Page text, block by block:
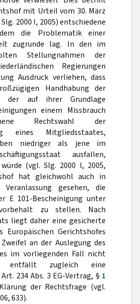
mit Urteil vom 30. März
Slg. 2000 I, 2005) entschiedene
dem die Problematik einer
zugrunde lag. In den im
Stellungnahmen der
Regierungen
Ausdruck verliehen, dass
Handhabung der
der auf ihrer Grundlage
einem Missbrauch
Rechtswahl der
eines Mitgliedsstaates,
niedriger als jene im
ausfallen,
(vgl. Slg. 2000 I, 2005,
hat gleichwohl auch in
gesehen, die
E 101-Bescheinigung unter
zu stellen. Nach
liegt daher eine gesicherte
Europäischen Gerichtshofes
an der Auslegung des
im vorliegenden Fall nicht
entfällt zugleich eine
234 Abs. 3 EG-Vertrag, § 1
der Rechtsfrage (vgl.
633).